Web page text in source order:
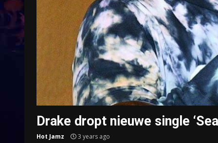
Drake dropt nieuwe single
Hot Jamz 3 years ago